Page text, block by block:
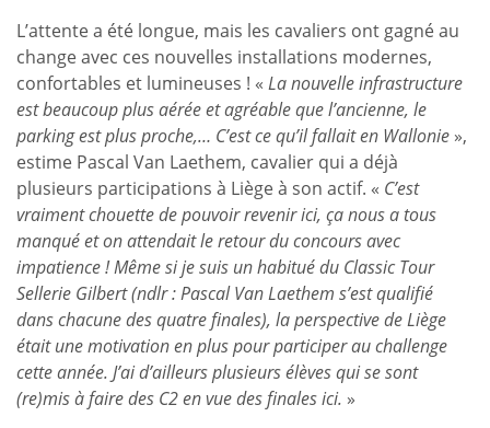
L’attente a été longue, mais les cavaliers ont gagné au
change avec ces nouvelles installations modernes,
confortables et lumineuses ! « La nouvelle infrastructure
est beaucoup plus aérée et agréable que l’ancienne, le
parking est plus proche,… C’est ce qu’il fallait en Wallonie »,
estime Pascal Van Laethem, cavalier qui a déjà
plusieurs participations à Liège à son actif. « C’est
vraiment chouette de pouvoir revenir ici, ça nous a tous
manqué et on attendait le retour du concours avec
impatience ! Même si je suis un habitué du Classic Tour
Sellerie Gilbert (ndlr : Pascal Van Laethem s’est qualifié
dans chacune des quatre finales), la perspective de Liège
était une motivation en plus pour participer au challenge
cette année. J’ai d’ailleurs plusieurs élèves qui se sont
(re)mis à faire des C2 en vue des finales ici. »